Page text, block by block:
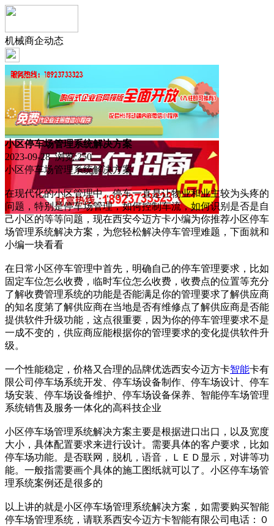
机械商企动态
小区停车场管理系统解决方案
2023-09-28 浏览:250
小区停车场管理系统解决方案
在现代化的小区管理中，停车一直是让物业和业主较为头疼的
问题，特别是停车场管理，如何控制车流，如何识别是否是自
己小区的等等问题，现在西安今迈方卡小编为你推荐小区停车
场管理系统解决方案，为您轻松解决停车管理难题，下面就和
小编一块看看
在日常小区停车管理中首先，明确自己的停车管理要求，比如
固定车位怎么收费，临时车位怎么收费，收费点的位置等充分
了解收费管理系统的功能是否能满足你的管理要求了解供应商
的知名度第了解供应商在当地是否有维修点了解供应商是否能
提供软件升级功能，这点很重要，因为你的停车管理要求不是
一成不变的，供应商应能根据你的管理要求的变化提供软件升
级。
一个性能稳定，价格又合理的品牌优选西安今迈方卡智能卡有
限公司停车场系统开发、停车场设备制作、停车场设计、停车
场安装、停车场设备维护、停车场设备保养、智能停车场管理
系统销售及服务一体化的高科技企业
小区停车场管理系统解决方案主要是根据进口出口，以及宽度
大小，具体配置要求来进行设计。需要具体的客户要求，比如
停车场功能。是否联网，脱机，语音，ＬＥＤ显示，对讲等功
能。一般指需要画个具体的施工图纸就可以了。小区停车场管
理系统案例还是很多的
以上讲的就是小区停车场管理系统解决方案，如需要购买智能
停车场管理系统，请联系西安今迈方卡智能有限公司电话：０